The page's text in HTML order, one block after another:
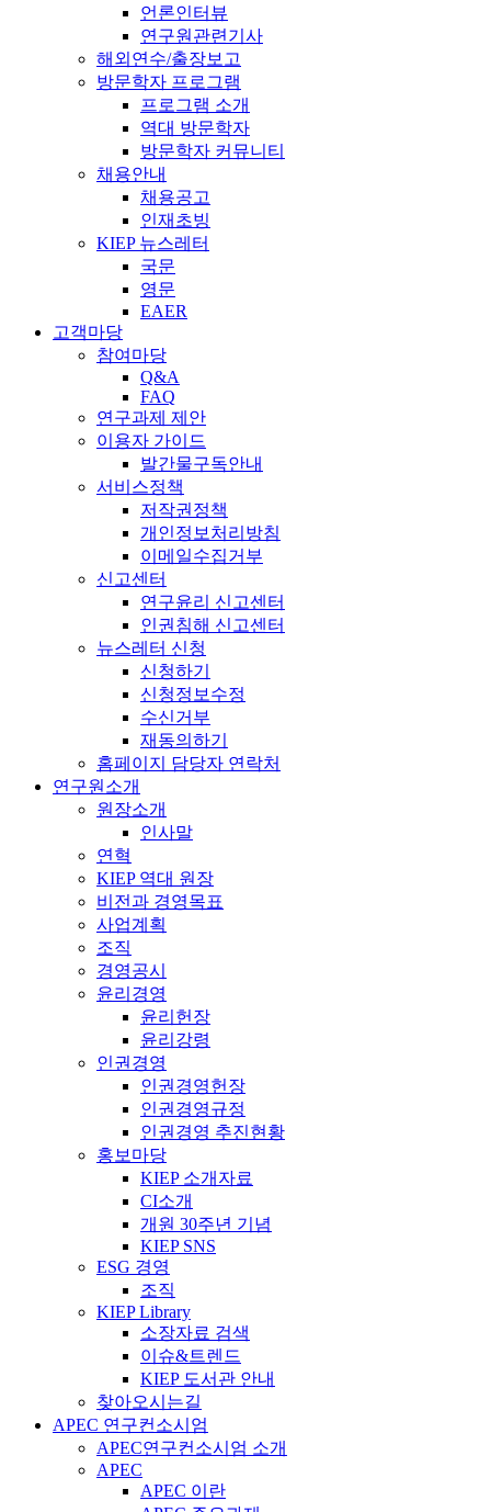
언론인터뷰
연구원관련기사
해외연수/출장보고
방문학자 프로그램
프로그램 소개
역대 방문학자
방문학자 커뮤니티
채용안내
채용공고
인재초빙
KIEP 뉴스레터
국문
영문
EAER
고객마당
참여마당
Q&A
FAQ
연구과제 제안
이용자 가이드
발간물구독안내
서비스정책
저작권정책
개인정보처리방침
이메일수집거부
신고센터
연구윤리 신고센터
인권침해 신고센터
뉴스레터 신청
신청하기
신청정보수정
수신거부
재동의하기
홈페이지 담당자 연락처
연구원소개
원장소개
인사말
연혁
KIEP 역대 원장
비전과 경영목표
사업계획
조직
경영공시
윤리경영
윤리헌장
윤리강령
인권경영
인권경영헌장
인권경영규정
인권경영 추진현황
홍보마당
KIEP 소개자료
CI소개
개원 30주년 기념
KIEP SNS
ESG 경영
조직
KIEP Library
소장자료 검색
이슈&트렌드
KIEP 도서관 안내
찾아오시는길
APEC 연구컨소시엄
APEC연구컨소시엄 소개
APEC
APEC 이란